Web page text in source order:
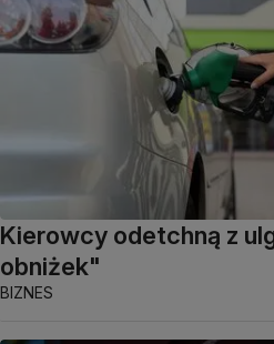
Kierowcy odetchną z
obniżek"
BIZNES